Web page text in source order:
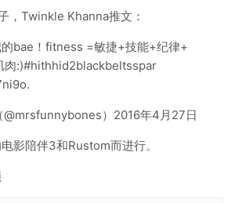
，Twinkle Khanna推文：
bae！fitness =敏捷+技能+纪律+
肉:)#hithhid2blackbeltsspar
）2016年4月27日
影陪伴3和Rustom而进行。